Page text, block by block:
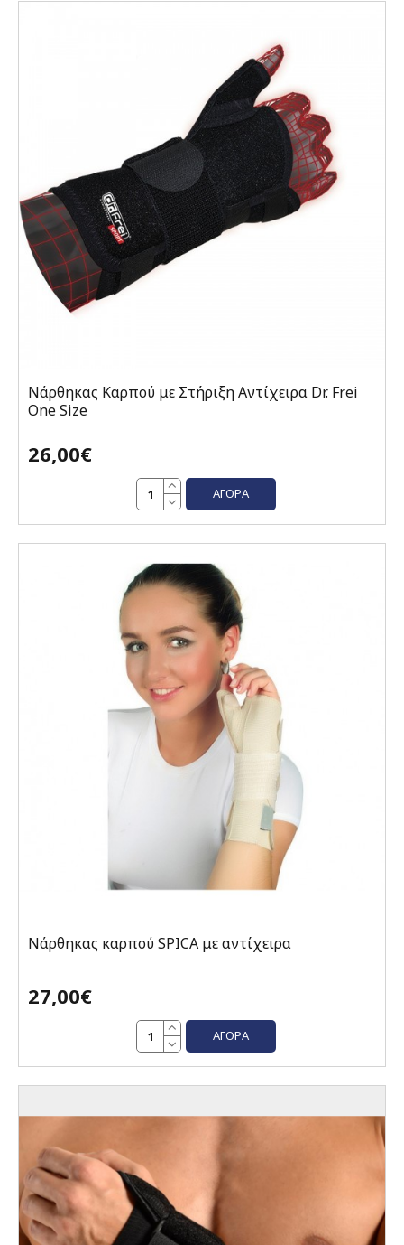
Νάρθηκας Καρπού με Στήριξη Αντίχειρα Dr. Frei
One Size
26,00€
ΑΓΟΡΆ
Νάρθηκας καρπού SPICA με αντίχειρα
27,00€
ΑΓΟΡΆ